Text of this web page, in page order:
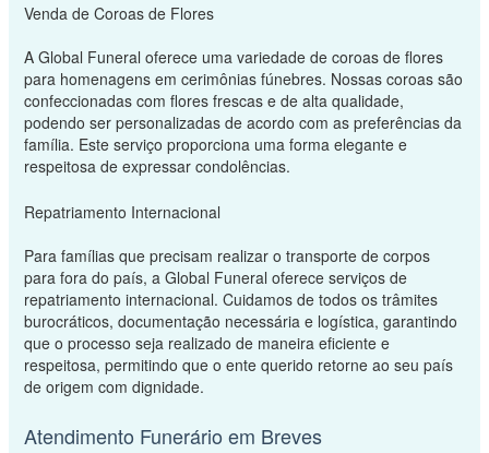
Venda de Coroas de Flores
A Global Funeral oferece uma variedade de coroas de flores
para homenagens em cerimônias fúnebres. Nossas coroas são
confeccionadas com flores frescas e de alta qualidade,
podendo ser personalizadas de acordo com as preferências da
família. Este serviço proporciona uma forma elegante e
respeitosa de expressar condolências.
Repatriamento Internacional
Para famílias que precisam realizar o transporte de corpos
para fora do país, a Global Funeral oferece serviços de
repatriamento internacional. Cuidamos de todos os trâmites
burocráticos, documentação necessária e logística, garantindo
que o processo seja realizado de maneira eficiente e
respeitosa, permitindo que o ente querido retorne ao seu país
de origem com dignidade.
Atendimento Funerário em Breves